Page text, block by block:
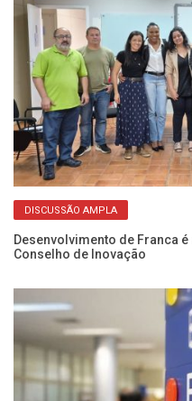
DISCUSSÃO AMPLA
Desenvolvimento de Franca
Conselho de Inovação